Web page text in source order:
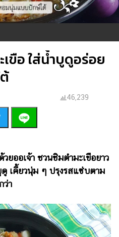
เขือ ใส่น้ำบูดูอร่อย
46,239
ยออเจ้า ชวนชิมตำมะเขือยาว
เคี้ยวนุ่ม ๆ ปรุงรสแซ่บตาม
ว่า